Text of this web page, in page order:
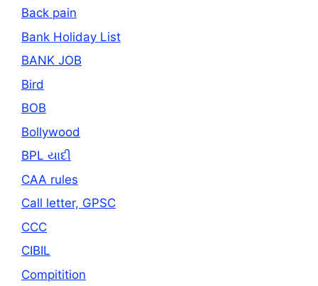
Back pain
Bank Holiday List
BANK JOB
Bird
BOB
Bollywood
BPL યાદી
CAA rules
Call letter, GPSC
CCC
CIBIL
Compitition